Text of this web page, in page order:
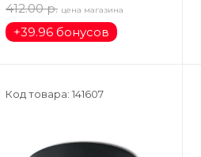
412.00 р. цена магазина
+39.96 бонусов
Код товара: 141607